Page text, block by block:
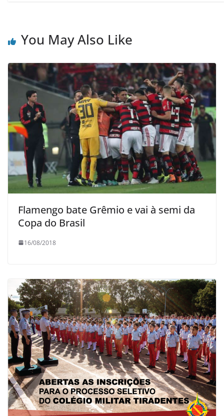
You May Also Like
Flamengo bate Grêmio e vai à semi da
Copa do Brasil
16/08/2018